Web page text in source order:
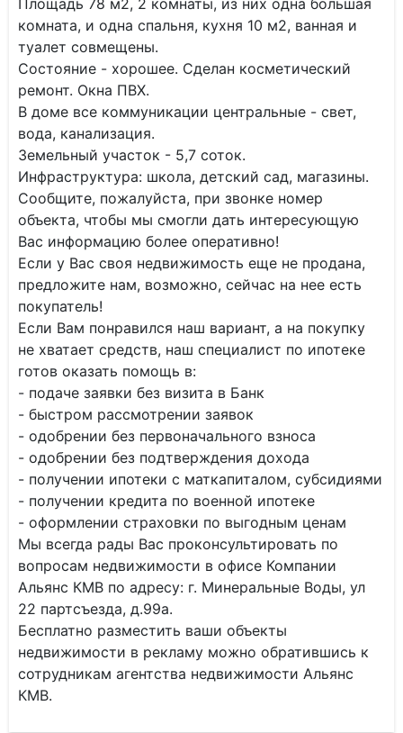
Площадь 78 м2, 2 комнаты, из них одна большая
комната, и одна спальня, кухня 10 м2, ванная и
туалет совмещены.
Состояние - хорошее. Сделан косметический
ремонт. Окна ПВХ.
В доме все коммуникации центральные - свет,
вода, канализация.
Земельный участок - 5,7 соток.
Инфраструктура: школа, детский сад, магазины.
Сообщите, пожалуйста, при звонке номер
объекта, чтобы мы смогли дать интересующую
Вас информацию более оперативно!
Если у Вас своя недвижимость еще не продана,
предложите нам, возможно, сейчас на нее есть
покупатель!
Если Вам понравился наш вариант, а на покупку
не хватает средств, наш специалист по ипотеке
готов оказать помощь в:
- подаче заявки без визита в Банк
- быстром рассмотрении заявок
- одобрении без первоначального взноса
- одобрении без подтверждения дохода
- получении ипотеки с маткапиталом, субсидиями
- получении кредита по военной ипотеке
- оформлении страховки по выгодным ценам
Мы всегда рады Вас проконсультировать по
вопросам недвижимости в офисе Компании
Альянс КМВ по адресу: г. Минеральные Воды, ул
22 партсъезда, д.99а.
Бесплатно разместить ваши объекты
недвижимости в рекламу можно обратившись к
сотрудникам агентства недвижимости Альянс
КМВ.